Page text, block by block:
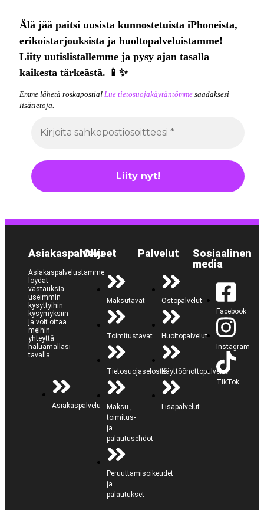
Älä jää paitsi uusista kunnostetuista iPhoneista,
erikoistarjouksista ja huoltopalveluistamme!
Liity uutislistallemme ja pysy ajan tasalla
kaikesta tärkeästä. 📱✨
Emme lähetä roskapostia! Lue tietosuojakäytäntömme saadaksesi
lisätietoja.
Asiakaspalvelu
Asiakaspalvelustamme
löydät
vastauksia
useimmin
kysyttyihin
kysymyksiin
ja voit ottaa
meihin
yhteyttä
haluamallasi
tavalla.
Asiakaspalvelu
Ohjeet
Maksutavat
Toimitustavat
Tietosuojaseloste
Maksu-,
toimitus-
ja
palautusehdot
Peruuttamisoikeudet
ja
palautukset
Palvelut
Ostopalvelut
Huoltopalvelut
Käyttöönottopalvelut
Lisäpalvelut
Sosiaalinen
media
Facebook
Instagram
TikTok